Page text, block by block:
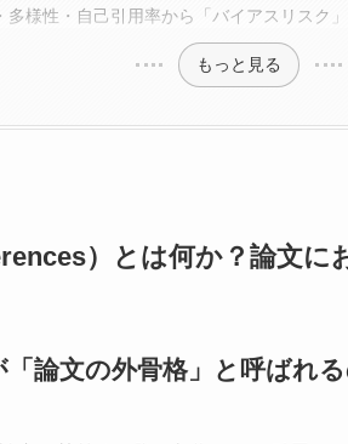
多様性・自己引用率から「バイアスリスク
もっと見る
）とは何か？論文に
論文の外骨格」と呼ばれ